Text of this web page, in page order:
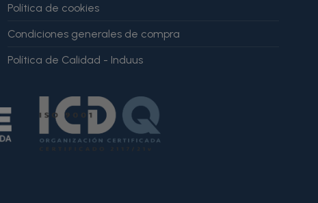
Política de cookies
Condiciones generales de compra
Política de Calidad - Induus